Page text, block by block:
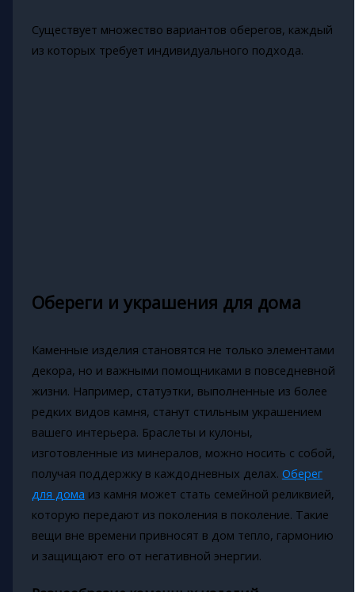
Существует множество вариантов оберегов, каждый
из которых требует индивидуального подхода.
Обереги и украшения для дома
Каменные изделия становятся не только элементами
декора, но и важными помощниками в повседневной
жизни. Например, статуэтки, выполненные из более
редких видов камня, станут стильным украшением
вашего интерьера. Браслеты и кулоны,
изготовленные из минералов, можно носить с собой,
получая поддержку в каждодневных делах. Оберег
для дома из камня может стать семейной реликвией,
которую передают из поколения в поколение. Такие
вещи вне времени привносят в дом тепло, гармонию
и защищают его от негативной энергии.